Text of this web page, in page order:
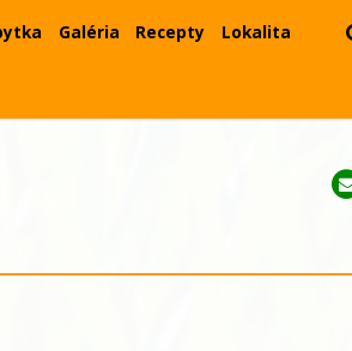
Galéria Recepty Lokalita